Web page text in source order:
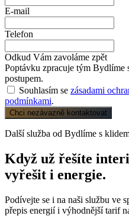
E-mail
Telefon
Odkud Vám zavoláme zpět
Poptávku zpracuje tým Bydlíme
postupem.
Souhlasím se zásadami
podmínkami.
Chci nezávazně kontaktovat
Další služba od Bydlíme s
Když už řešíte
vyřešit i energie.
Podívejte se i na naši službu ve
přepis energií i výhodnější tarif